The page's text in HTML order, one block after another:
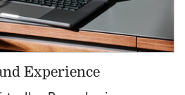
Experience